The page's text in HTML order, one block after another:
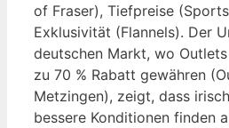
of Fraser), Tiefpreise
Exklusivität (Flannels). Der
deutschen Markt, wo
zu 70 % Rabatt gewähren
Metzingen), zeigt, dass
bessere Konditionen finden